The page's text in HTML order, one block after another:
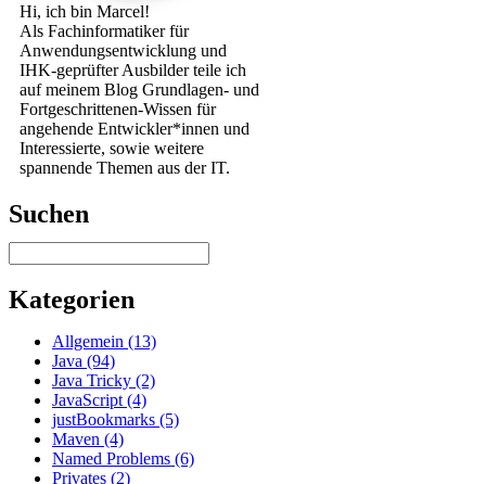
Hi, ich bin Marcel!
Als Fachinformatiker für
Anwendungsentwicklung und
IHK-geprüfter Ausbilder teile ich
auf meinem Blog Grundlagen- und
Fortgeschrittenen-Wissen für
angehende Entwickler*innen und
Interessierte, sowie weitere
spannende Themen aus der IT.
Suchen
Kategorien
Allgemein (13)
Java (94)
Java Tricky (2)
JavaScript (4)
justBookmarks (5)
Maven (4)
Named Problems (6)
Privates (2)